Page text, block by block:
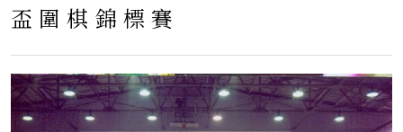
盃圍棋錦標賽